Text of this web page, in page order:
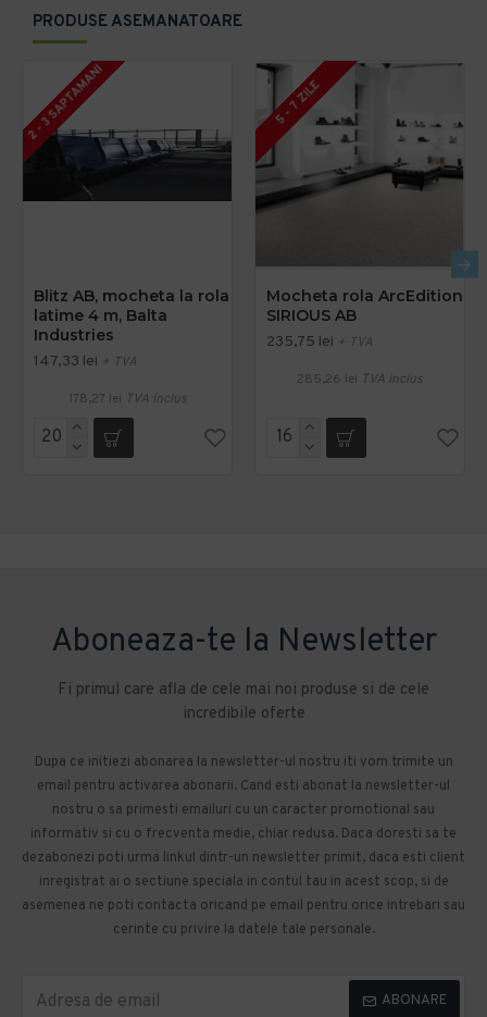
PRODUSE ASEMANATOARE
2 - 3 SAPTAMANI
Blitz AB, mocheta la rola
latime 4 m, Balta
Industries
147,33 lei + TVA
178,27 lei TVA inclus
5 - 7 ZILE
Mocheta rola ArcEdition
SIRIOUS AB
235,75 lei + TVA
285,26 lei TVA inclus
Aboneaza-te la Newsletter
Fi primul care afla de cele mai noi produse si de cele
incredibile oferte
Dupa ce initiezi abonarea la newsletter-ul nostru iti vom trimite un
email pentru activarea abonarii. Cand esti abonat la newsletter-ul
nostru o sa primesti emailuri cu un caracter promotional sau
informativ si cu o frecventa medie, chiar redusa. Daca doresti sa te
dezabonezi poti urma linkul dintr-un newsletter primit, daca esti client
inregistrat ai o sectiune speciala in contul tau in acest scop, si de
asemenea ne poti contacta oricand pe email pentru orice intrebari sau
cerinte cu privire la datele tale personale.
ABONARE